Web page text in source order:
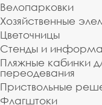
Велопарковки
Хозяйственные
Цветочницы
Стенды и
Пляжные кабинки
переодевания
Приствольные
Флагштоки